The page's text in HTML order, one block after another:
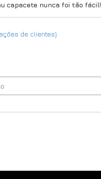
capacete nunca foi tão fácil!
de clientes)